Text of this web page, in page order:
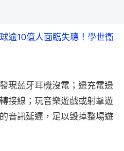
逾10億人面臨失聰！學世衞
現藍牙耳機沒電；邊充電邊
接線；玩音樂遊戲或射擊遊
音訊延遲，足以毀掉整場遊